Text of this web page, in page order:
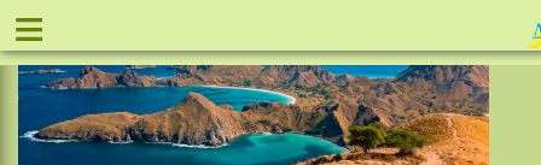
≡ Tel: 088 - 81